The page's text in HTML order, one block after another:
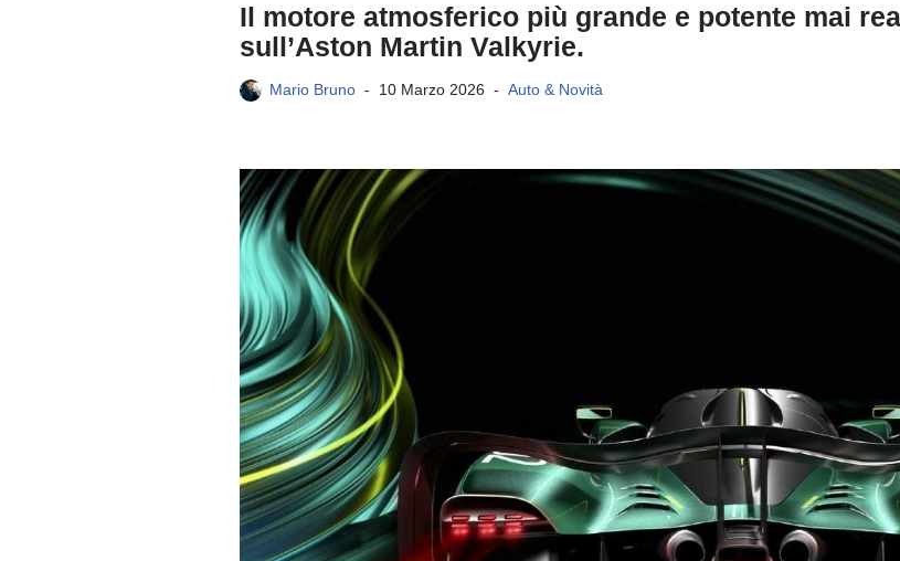
Il motore atmosferico più grande e potente mai
sull’Aston Martin Valkyrie.
Mario Bruno 10 Marzo 2026 Auto & Novità